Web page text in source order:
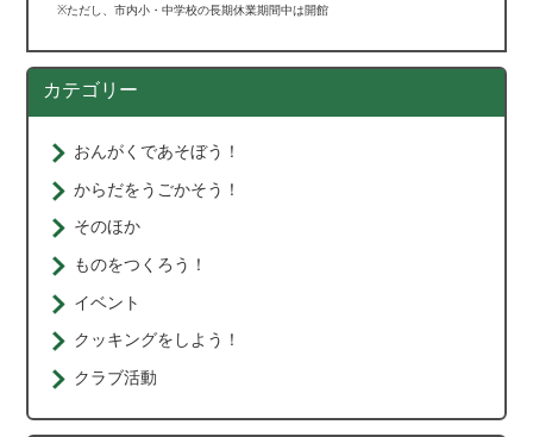
※ただし、市内小・中学校の長期休業期間中は開館
カテゴリー
おんがくであそぼう！
からだをうごかそう！
そのほか
ものをつくろう！
イベント
クッキングをしよう！
クラブ活動